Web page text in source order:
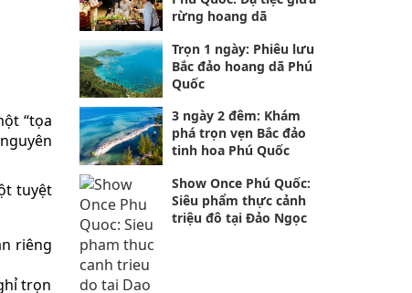
“tọa
tuyệt
riêng
trọn
rừng hoang dã
Trọn 1 ngày: Phiêu lưu
Bắc đảo hoang dã Phú
Quốc
3 ngày 2 đêm: Khám
phá trọn vẹn Bắc đảo
tinh hoa Phú Quốc
Show Once Phú Quốc:
Siêu phẩm thực cảnh
triệu đô tại Đảo Ngọc